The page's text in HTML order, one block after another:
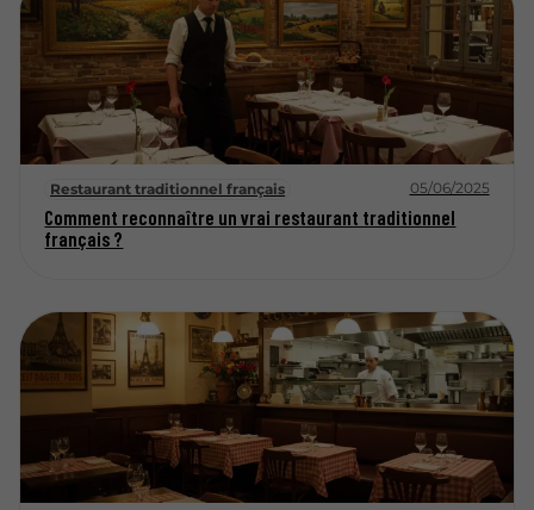
Restaurant traditionnel français 05/06/2025
Comment reconnaître un vrai restaurant traditionnel
français ?